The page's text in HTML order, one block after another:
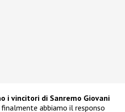
i vincitori di Sanremo Giovani
abbiamo il responso